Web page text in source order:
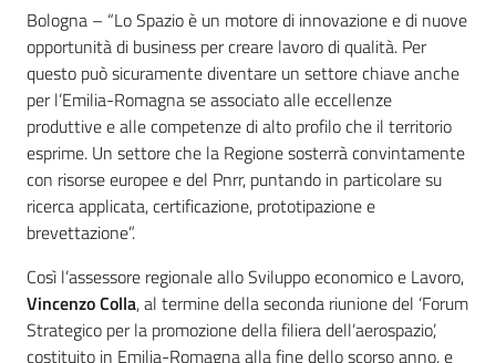
Contenuto
Bologna – “Lo Spazio è un motore di innovazione e di nuove
opportunità di business per creare lavoro di qualità. Per
questo può sicuramente diventare un settore chiave anche
per l’Emilia-Romagna se associato alle eccellenze
produttive e alle competenze di alto profilo che il territorio
esprime. Un settore che la Regione sosterrà convintamente
con risorse europee e del Pnrr, puntando in particolare su
ricerca applicata, certificazione, prototipazione e
brevettazione”.
Così l’assessore regionale allo Sviluppo economico e Lavoro,
Vincenzo Colla, al termine della seconda riunione del ‘Forum
Strategico per la promozione della filiera dell’aerospazio’,
costituito in Emilia-Romagna alla fine dello scorso anno, e